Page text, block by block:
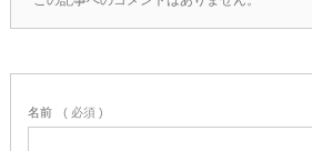
名前 ( 必須 )